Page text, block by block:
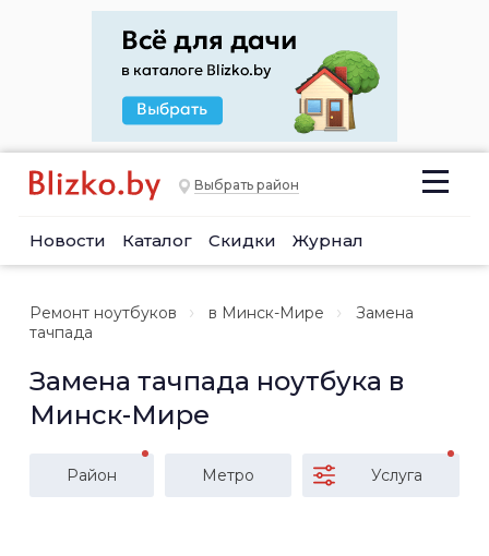
Выбрать район
Новости Каталог Скидки Журнал
Ремонт ноутбуков в Минск-Мире
Замена
тачпада
Замена тачпада ноутбука в
Минск-Мире
Район Метро Услуга